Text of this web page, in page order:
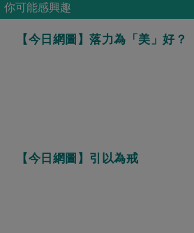
你可能感興趣
【今日網圖】落力為「美」好？
【今日網圖】引以為戒